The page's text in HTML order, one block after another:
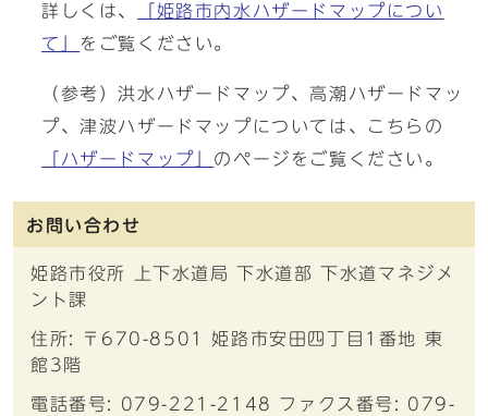
詳しくは、
「姫路市内水ハザードマップについ
て」
をご覧ください。
（参考）洪水ハザードマップ、高潮ハザードマッ
プ、津波ハザードマップについては、こちらの
「ハザードマップ」 のページをご覧ください。
お問い合わせ
姫路市役所 上下水道局 下水道部 下水道マネジメ
ント課
住所: 〒670-8501 姫路市安田四丁目1番地 東
館3階
電話番号: 079-221-2148 ファクス番号: 079-